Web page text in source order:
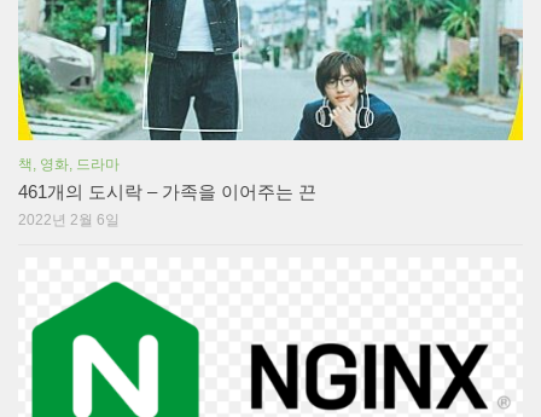
책, 영화, 드라마
461개의 도시락 – 가족을 이어주는 끈
2022년 2월 6일